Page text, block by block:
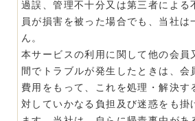
過誤、管理不十分又は第三者による
員が損害を被った場合でも、当社は
ん。
本サービスの利用に関して他の会員
間でトラブルが発生したときは、会
費用をもって、これを処理・解決す
対していかなる負担及び迷惑をも掛